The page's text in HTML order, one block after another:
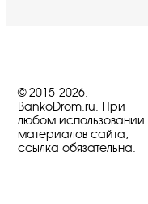
© 2015-2026.
BankoDrom.ru. При
любом использовании
материалов сайта,
ссылка обязательна.